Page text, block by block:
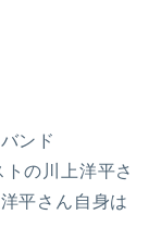
ンド
の川上洋平さ
平さん自身は